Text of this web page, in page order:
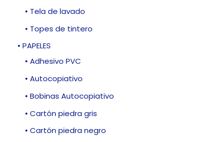
• Tela de lavado
• Topes de tintero
• PAPELES
• Adhesivo PVC
• Autocopiativo
• Bobinas Autocopiativo
• Cartón piedra gris
• Cartón piedra negro